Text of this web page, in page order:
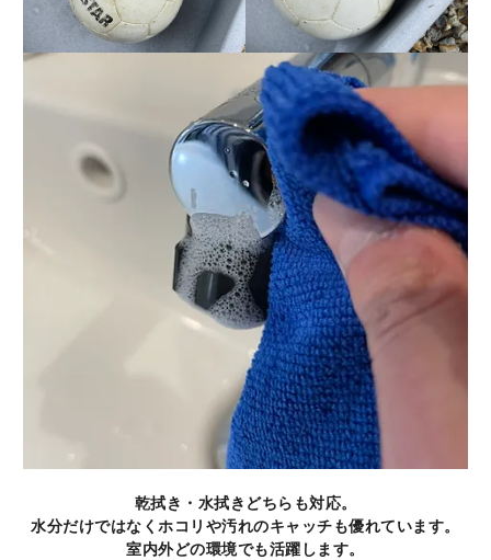
乾拭き・水拭きどちらも対応。
水分だけではなくホコリや汚れのキャッチも優れています。
室内外どの環境でも活躍します。